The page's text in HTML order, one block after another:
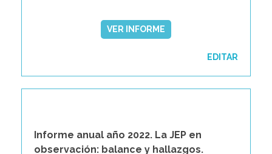
VER INFORME
EDITAR
Informe anual año 2022. La JEP en
observación: balance y hallazgos.